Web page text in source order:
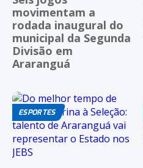
movimentam a
rodada inaugural do
municipal da Segunda
Divisão em
Araranguá
ESPORTES